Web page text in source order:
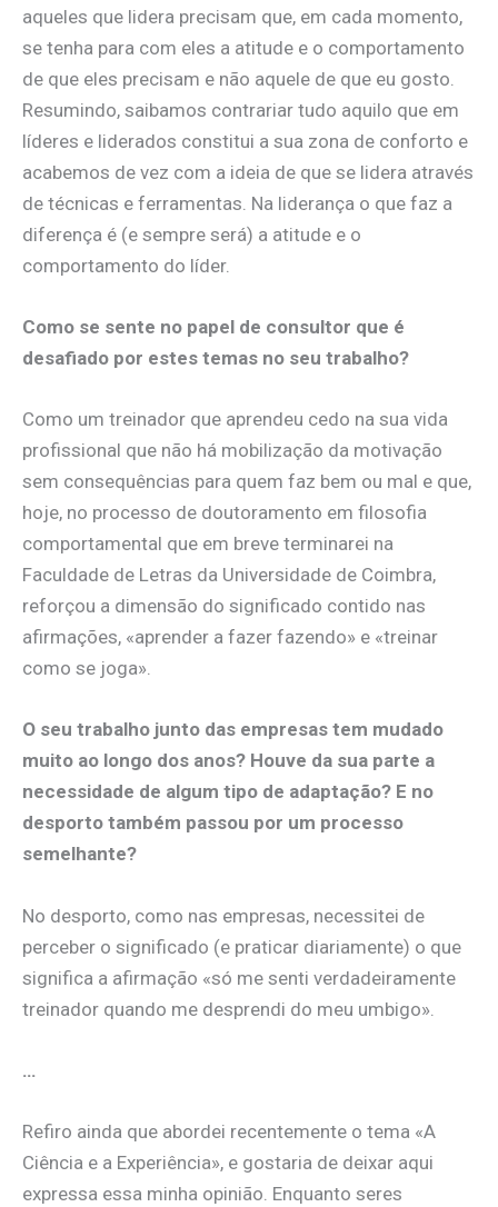
aqueles que lidera precisam que, em cada momento,
se tenha para com eles a atitude e o comportamento
de que eles precisam e não aquele de que eu gosto.
Resumindo, saibamos contrariar tudo aquilo que em
líderes e liderados constitui a sua zona de conforto e
acabemos de vez com a ideia de que se lidera através
de técnicas e ferramentas. Na liderança o que faz a
diferença é (e sempre será) a atitude e o
comportamento do líder.
Como se sente no papel de consultor que é
desafiado por estes temas no seu trabalho?
Como um treinador que aprendeu cedo na sua vida
profissional que não há mobilização da motivação
sem consequências para quem faz bem ou mal e que,
hoje, no processo de doutoramento em filosofia
comportamental que em breve terminarei na
Faculdade de Letras da Universidade de Coimbra,
reforçou a dimensão do significado contido nas
afirmações, «aprender a fazer fazendo» e «treinar
como se joga».
O seu trabalho junto das empresas tem mudado
muito ao longo dos anos? Houve da sua parte a
necessidade de algum tipo de adaptação? E no
desporto também passou por um processo
semelhante?
No desporto, como nas empresas, necessitei de
perceber o significado (e praticar diariamente) o que
significa a afirmação «só me senti verdadeiramente
treinador quando me desprendi do meu umbigo».
…
Refiro ainda que abordei recentemente o tema «A
Ciência e a Experiência», e gostaria de deixar aqui
expressa essa minha opinião. Enquanto seres